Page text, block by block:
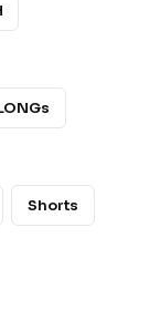
Shorts